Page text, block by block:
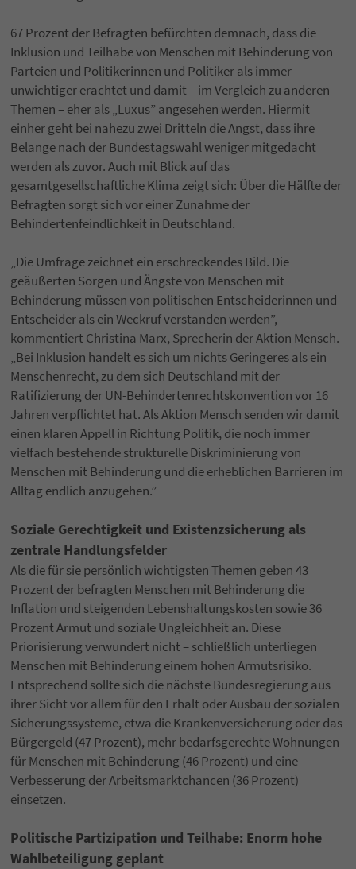
67 Prozent der Befragten befürchten demnach, dass die
Inklusion und Teilhabe von Menschen mit Behinderung von
Parteien und Politikerinnen und Politiker als immer
unwichtiger erachtet und damit – im Vergleich zu anderen
Themen – eher als „Luxus” angesehen werden. Hiermit
einher geht bei nahezu zwei Dritteln die Angst, dass ihre
Belange nach der Bundestagswahl weniger mitgedacht
werden als zuvor. Auch mit Blick auf das
gesamtgesellschaftliche Klima zeigt sich: Über die Hälfte der
Befragten sorgt sich vor einer Zunahme der
Behindertenfeindlichkeit in Deutschland.
„Die Umfrage zeichnet ein erschreckendes Bild. Die
geäußerten Sorgen und Ängste von Menschen mit
Behinderung müssen von politischen Entscheiderinnen und
Entscheider als ein Weckruf verstanden werden”,
kommentiert Christina Marx, Sprecherin der Aktion Mensch.
„Bei Inklusion handelt es sich um nichts Geringeres als ein
Menschenrecht, zu dem sich Deutschland mit der
Ratifizierung der UN-Behindertenrechtskonvention vor 16
Jahren verpflichtet hat. Als Aktion Mensch senden wir damit
einen klaren Appell in Richtung Politik, die noch immer
vielfach bestehende strukturelle Diskriminierung von
Menschen mit Behinderung und die erheblichen Barrieren im
Alltag endlich anzugehen.”
Soziale Gerechtigkeit und Existenzsicherung als
zentrale Handlungsfelder
Als die für sie persönlich wichtigsten Themen geben 43
Prozent der befragten Menschen mit Behinderung die
Inflation und steigenden Lebenshaltungskosten sowie 36
Prozent Armut und soziale Ungleichheit an. Diese
Priorisierung verwundert nicht – schließlich unterliegen
Menschen mit Behinderung einem hohen Armutsrisiko.
Entsprechend sollte sich die nächste Bundesregierung aus
ihrer Sicht vor allem für den Erhalt oder Ausbau der sozialen
Sicherungssysteme, etwa die Krankenversicherung oder das
Bürgergeld (47 Prozent), mehr bedarfsgerechte Wohnungen
für Menschen mit Behinderung (46 Prozent) und eine
Verbesserung der Arbeitsmarktchancen (36 Prozent)
einsetzen.
Politische Partizipation und Teilhabe: Enorm hohe
Wahlbeteiligung geplant